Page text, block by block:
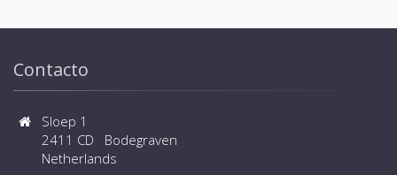
Contacto
Sloep 1
2411 CD Bodegraven
Netherlands